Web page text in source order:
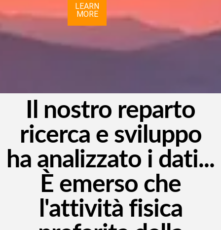
LEARN
MORE
Il nostro reparto
ricerca e sviluppo
ha analizzato i dati...
È emerso che
l'attività fisica